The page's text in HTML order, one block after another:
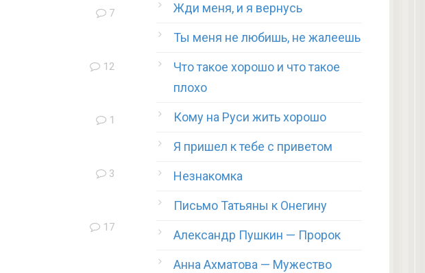
7
12
1
3
17
Жди меня, и я вернусь
Ты меня не любишь, не жалеешь
Что такое хорошо и что такое
плохо
Кому на Руси жить хорошо
Я пришел к тебе с приветом
Незнакомка
Письмо Татьяны к Онегину
Александр Пушкин — Пророк
Анна Ахматова — Мужество